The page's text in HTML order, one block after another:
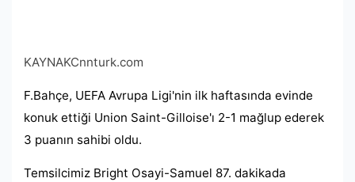
KAYNAKCnnturk.com
F.Bahçe, UEFA Avrupa Ligi'nin ilk haftasında evinde
konuk ettiği Union Saint-Gilloise'ı 2-1 mağlup ederek
3 puanın sahibi oldu.
Temsilcimiz Bright Osayi-Samuel 87. dakikada